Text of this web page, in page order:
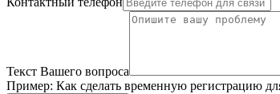
Текст Вашего вопроса
Пример: Как сделать временную регистрацию